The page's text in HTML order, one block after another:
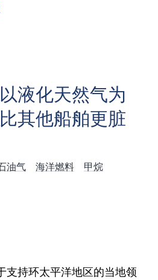
液化天然气为
其他船舶更脏
油气 海洋燃料 甲烷
支持环太平洋地区的当地领